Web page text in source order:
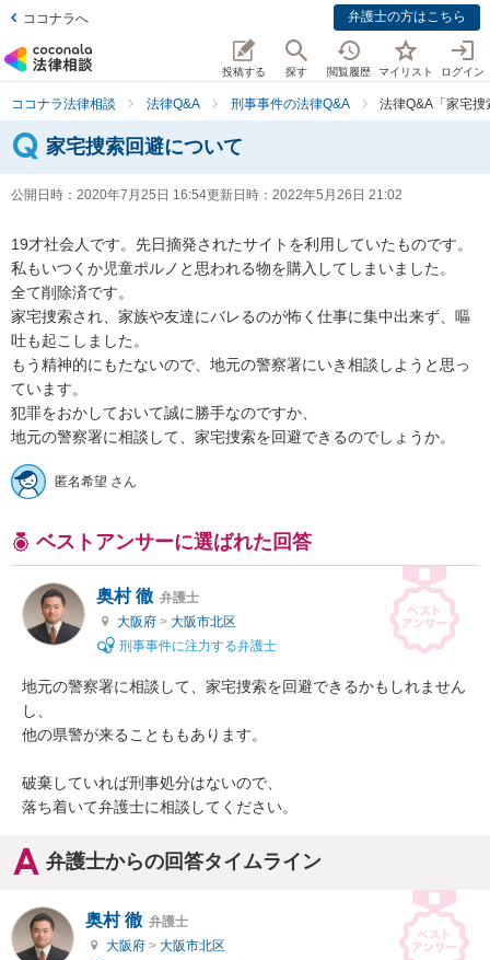
ココナラへ 弁護士の方はこちら
投稿する 探す 閲覧履歴 マイリスト ログイン
ココナラ法律相談 法律Q&A 刑事事件の法律Q&A 法律Q&A「家宅
家宅捜索回避について
公開日時： 2020年7月25日 16:54更新日時： 2022年5月26日 21:02
19才社会人です。先日摘発されたサイトを利用していたものです。
私もいつくか児童ポルノと思われる物を購入してしまいました。
全て削除済です。
家宅捜索され、家族や友達にバレるのが怖く仕事に集中出来ず、嘔
吐も起こしました。
もう精神的にもたないので、地元の警察署にいき相談しようと思っ
ています。
犯罪をおかしておいて誠に勝手なのですか、
地元の警察署に相談して、家宅捜索を回避できるのでしょうか。
匿名希望 さん
ベストアンサーに選ばれた回答
奥村 徹 弁護士
大阪府 > 大阪市北区
刑事事件に注力する弁護士
地元の警察署に相談して、家宅捜索を回避できるかもしれません
し、
他の県警が来ることももあります。
破棄していれば刑事処分はないので、
落ち着いて弁護士に相談してください。
弁護士からの回答タイムライン
奥村 徹 弁護士
大阪府 > 大阪市北区